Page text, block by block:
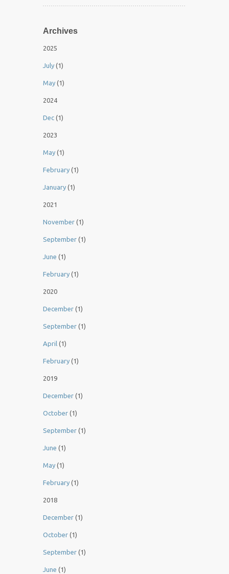
Archives
2025
July (1)
May (1)
2024
Dec (1)
2023
May (1)
February (1)
January (1)
2021
November (1)
September (1)
June (1)
February (1)
2020
December (1)
September (1)
April (1)
February (1)
2019
December (1)
October (1)
September (1)
June (1)
May (1)
February (1)
2018
December (1)
October (1)
September (1)
June (1)